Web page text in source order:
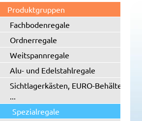
Produktgruppen
Fachbodenregale
Ordnerregale
Weitspannregale
Alu- und Edelstahlregale
Sichtlagerkästen, EURO-Behälter
...
Spezialregale